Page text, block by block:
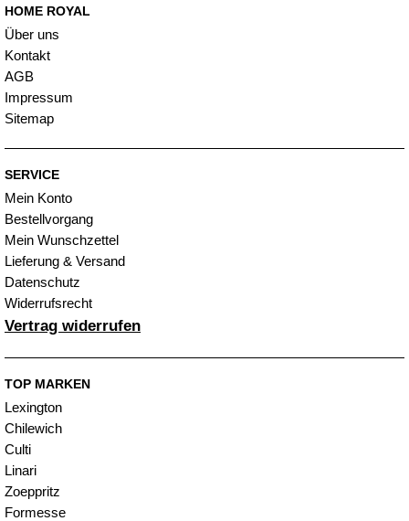
HOME ROYAL
Über uns
Kontakt
AGB
Impressum
Sitemap
SERVICE
Mein Konto
Bestellvorgang
Mein Wunschzettel
Lieferung & Versand
Datenschutz
Widerrufsrecht
Vertrag widerrufen
TOP MARKEN
Lexington
Chilewich
Culti
Linari
Zoeppritz
Formesse